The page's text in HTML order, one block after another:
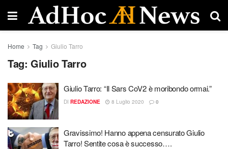
Home Tag Giulio Tarro
Tag: Giulio Tarro
Giulio Tarro: “Il Sars CoV2 è moribondo ormai.”
DI REDAZIONE 8 Luglio 2020 0
Gravissimo! Hanno appena censurato Giulio
Tarro! Sentite cosa è successo….